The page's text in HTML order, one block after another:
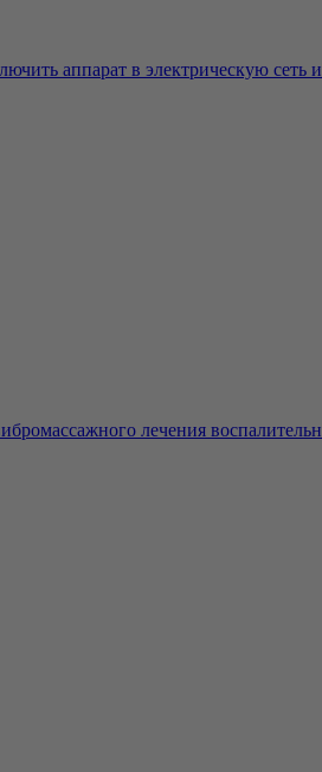
аппарат в электрическую
лечения